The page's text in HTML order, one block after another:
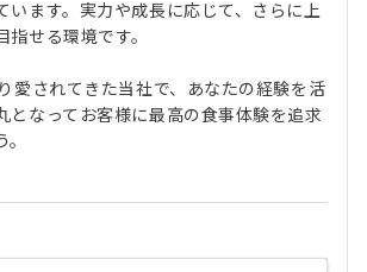
います。実力や成長に応じて、さらに上
指せる環境です。
愛されてきた当社で、あなたの経験を活
となってお客様に最高の食事体験を追求